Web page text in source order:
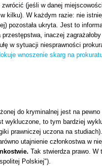
(jeśli w danej
kilku). W każdym razie: nie
pozostała ukryta. Jest to
inaczej
w sytuacji niesprawności
wnoszenie skarg na
do kryminalnej jest na pewno
wykluczone, to tym bardziej
prawniczej uczona na
utajnienie członkostwa w
Tak stwierdza prawo. W
Polskiej").